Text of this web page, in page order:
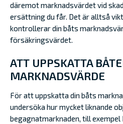
däremot marknadsvärdet vid
ersättning du får. Det är alltså
kontrollerar din båts
försäkringsvärdet.
ATT UPPSKATTA
MARKNADSVÄRDE
För att uppskatta din båts
undersöka hur mycket liknande
begagnatmarknaden, till exempel